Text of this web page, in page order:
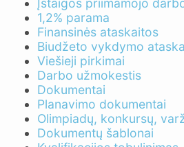
Įstaigos priimamojo
1,2% parama
Finansinės ataskaitos
Biudžeto vykdymo
Viešieji pirkimai
Darbo užmokestis
Dokumentai
Planavimo dokumentai
Olimpiadų, konkursų,
Dokumentų šablonai